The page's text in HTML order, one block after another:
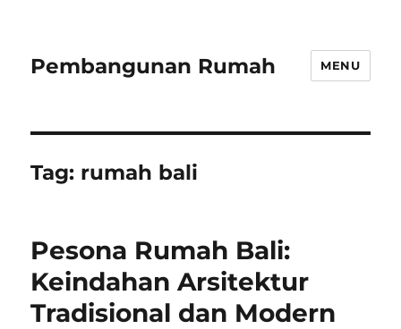
Pembangunan Rumah MENU
Tag: rumah bali
Pesona Rumah Bali:
Keindahan Arsitektur
Tradisional dan Modern